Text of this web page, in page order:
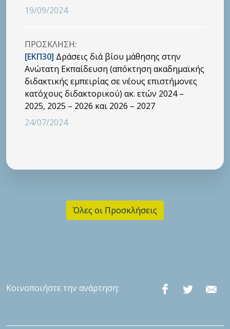
19/09/2024
ΠΡΟΣΚΛΗΣΗ:
[ΕΚΠ30] Δράσεις διά βίου μάθησης στην
Ανώτατη Εκπαίδευση (απόκτηση ακαδημαϊκής
διδακτικής εμπειρίας σε νέους επιστήμονες
κατόχους διδακτορικού) ακ. ετών 2024 –
2025, 2025 – 2026 και 2026 – 2027
24/07/2024
Όλες οι Προσκλήσεις
Κοινοποιήστε την ανάρτηση: